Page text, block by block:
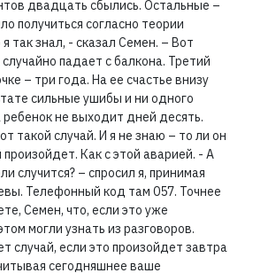
двадцать сбылись. Остальные –
получиться согласно теории
так знал, - сказал Семен. – Вот
падает с балкона. Третий
– три года. На ее счастье внизу
сильные ушибы и ни одного
не выходит дней десять.
такой случай. И я не знаю – то ли он
Как с этой аварией. - А
случится? – спросил я, принимая
Телефонный код там 057. Точнее
Семен, что, если это уже
могли узнать из разговоров.
случай, если это произойдет завтра
сегодняшнее ваше